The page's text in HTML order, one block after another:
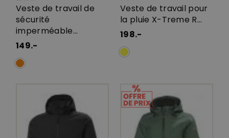
Veste de travail de
sécurité
imperméable...
149.-
Veste de travail pour
la pluie X-Treme R...
198.-